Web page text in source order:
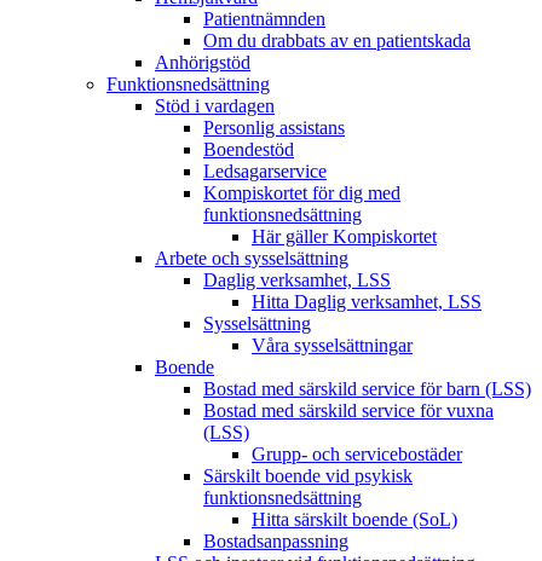
Patientnämnden
Om du drabbats av en patientskada
Anhörigstöd
Funktionsnedsättning
Stöd i vardagen
Personlig assistans
Boendestöd
Ledsagarservice
Kompiskortet för dig med
funktionsnedsättning
Här gäller Kompiskortet
Arbete och sysselsättning
Daglig verksamhet, LSS
Hitta Daglig verksamhet, LSS
Sysselsättning
Våra sysselsättningar
Boende
Bostad med särskild service för barn (LSS)
Bostad med särskild service för vuxna
(LSS)
Grupp- och servicebostäder
Särskilt boende vid psykisk
funktionsnedsättning
Hitta särskilt boende (SoL)
Bostadsanpassning